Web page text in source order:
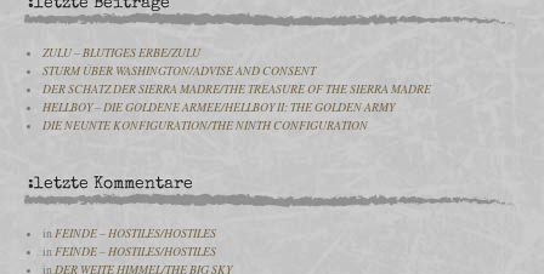
:letzte Beiträge
ZULU – BLUTIGES ERBE/ZULU
STURM ÜBER WASHINGTON/ADVISE AND CONSENT
DER SCHATZ DER SIERRA MADRE/THE TREASURE OF THE SIERRA MADRE
HELLBOY – DIE GOLDENE ARMEE/HELLBOY II: THE GOLDEN ARMY
DIE NEUNTE KONFIGURATION/THE NINTH CONFIGURATION
:letzte Kommentare
inFEINDE – HOSTILES/HOSTILES
inFEINDE – HOSTILES/HOSTILES
in DER WEITE HIMMEL/THE BIG SKY